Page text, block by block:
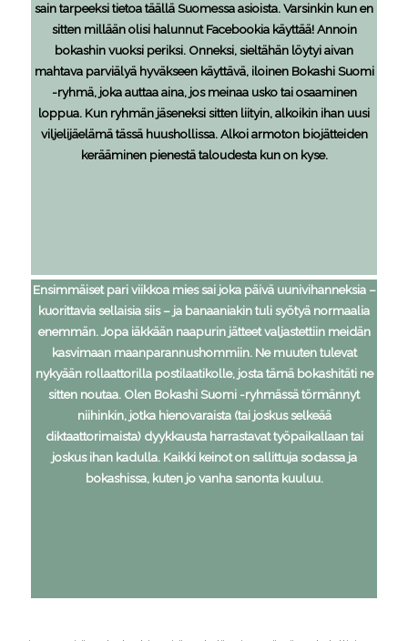
sain tarpeeksi tietoa täällä Suomessa asioista. Varsinkin kun en
sitten millään olisi halunnut Facebookia käyttää! Annoin
bokashin vuoksi periksi. Onneksi, sieltähän löytyi aivan
mahtava parviälyä hyväkseen käyttävä, iloinen Bokashi Suomi
-ryhmä, joka auttaa aina, jos meinaa usko tai osaaminen
loppua. Kun ryhmän jäseneksi sitten liityin, alkoikin ihan uusi
viljelijäelämä tässä huushollissa. Alkoi armoton biojätteiden
kerääminen pienestä taloudesta kun on kyse.
Ensimmäiset pari viikkoa mies sai joka päivä uunivihanneksia –
kuorittavia sellaisia siis – ja banaaniakin tuli syötyä normaalia
enemmän. Jopa iäkkään naapurin jätteet valjastettiin meidän
kasvimaan maanparannushommiin. Ne muuten tulevat
nykyään rollaattorilla postilaatikolle, josta tämä bokashitäti ne
sitten noutaa. Olen Bokashi Suomi -ryhmässä törmännyt
niihinkin, jotka hienovaraista (tai joskus selkeää
diktaattorimaista) dyykkausta harrastavat työpaikallaan tai
joskus ihan kadulla. Kaikki keinot on sallittuja sodassa ja
bokashissa, kuten jo vanha sanonta kuuluu.